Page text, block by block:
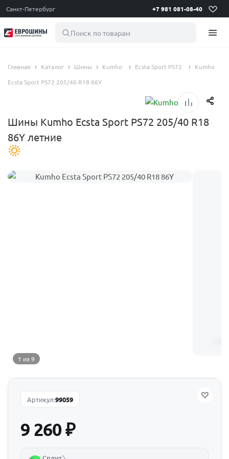
Санкт-Петербург +7 981 081-08-40
Поиск по товарам
Главная Каталог Шины Kumho Ecsta Sport PS72
Kumho
Ecsta Sport PS72 205/40 R18 86Y
Шины Kumho Ecsta Sport PS72 205/40 R18
86Y летние
1 из 9
Артикул:99059
9 260₽